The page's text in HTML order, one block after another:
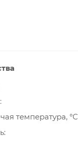
температура, °С